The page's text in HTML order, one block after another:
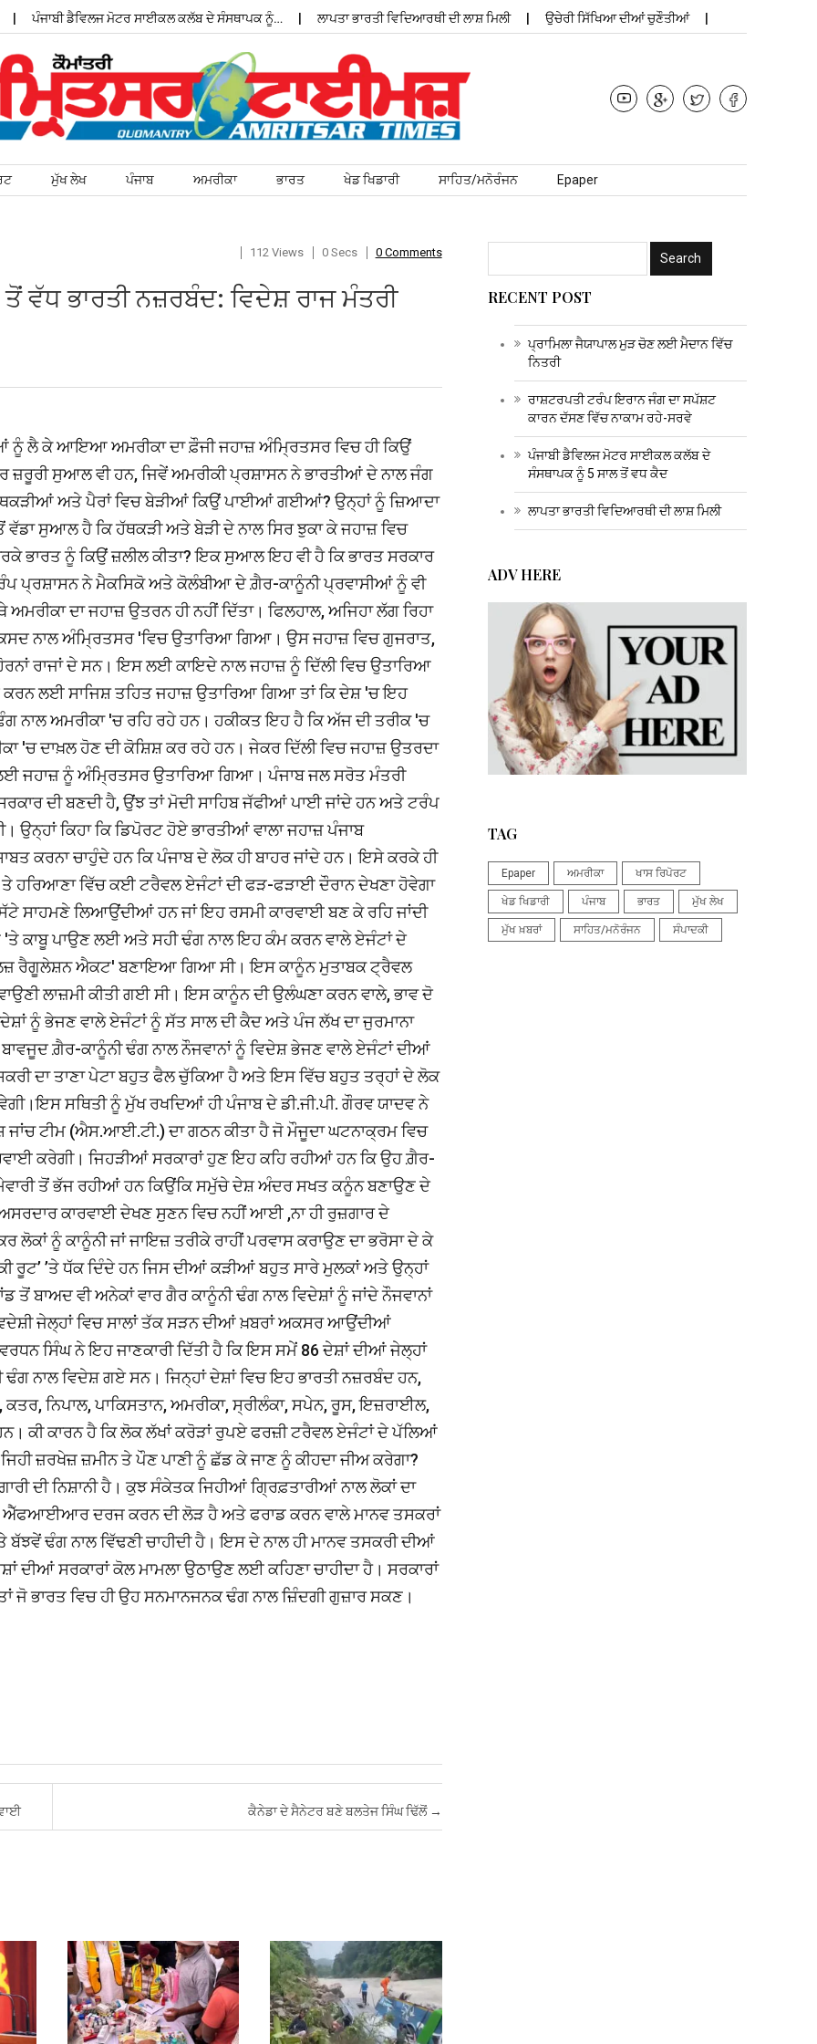
ਪੰਜਾਬੀ ਡੈਵਿਲਜ ਮੋਟਰ ਸਾਈਕਲ ਕਲੱਬ ਦੇ ਸੰਸਥਾਪਕ ਨੂੰ… ਲਾਪਤਾ ਭਾਰਤੀ ਵਿਦਿਆਰਥੀ ਦੀ ਲਾਸ਼ ਮਿਲੀ ਉਚੇਰੀ ਸਿੱਖਿਆ ਦੀਆਂ ਚੁਣੌਤੀਆਂ
ਮੁੱਖ ਲੇਖ ਪੰਜਾਬ ਅਮਰੀਕਾ ਭਾਰਤ ਖੇਡ ਖਿਡਾਰੀ ਸਾਹਿਤ/ਮਨੋਰੰਜਨ Epaper
112 Views 0 Secs 0 Comments
ਵੱਧ ਭਾਰਤੀ ਨਜ਼ਰਬੰਦ: ਵਿਦੇਸ਼ ਰਾਜ ਮੰਤਰੀ
ਨੂੰ ਲੈ ਕੇ ਆਇਆ ਅਮਰੀਕਾ ਦਾ ਫ਼ੌਜੀ ਜਹਾਜ਼ ਅੰਮ੍ਰਿਤਸਰ ਵਿਚ ਹੀ ਕਿਉਂ
ਸੁਆਲ ਵੀ ਹਨ, ਜਿਵੇਂ ਅਮਰੀਕੀ ਪ੍ਰਸ਼ਾਸਨ ਨੇ ਭਾਰਤੀਆਂ ਦੇ ਨਾਲ ਜੰਗ
ਹੱਥਕੜੀਆਂ ਅਤੇ ਪੈਰਾਂ ਵਿਚ ਬੇੜੀਆਂ ਕਿਉਂ ਪਾਈਆਂ ਗਈਆਂ? ਉਨ੍ਹਾਂ ਨੂੰ ਜ਼ਿਆਦਾ
ਸੁਆਲ ਹੈ ਕਿ ਹੱਥਕੜੀ ਅਤੇ ਬੇੜੀ ਦੇ ਨਾਲ ਸਿਰ ਝੁਕਾ ਕੇ ਜਹਾਜ਼ ਵਿਚ
ਭਾਰਤ ਨੂੰ ਕਿਉਂ ਜ਼ਲੀਲ ਕੀਤਾ? ਇਕ ਸੁਆਲ ਇਹ ਵੀ ਹੈ ਕਿ ਭਾਰਤ ਸਰਕਾਰ
ਨੇ ਮੈਕਸਿਕੋ ਅਤੇ ਕੋਲੰਬੀਆ ਦੇ ਗ਼ੈਰ-ਕਾਨੂੰਨੀ ਪ੍ਰਵਾਸੀਆਂ ਨੂੰ ਵੀ
ਦਾ ਜਹਾਜ਼ ਉਤਰਨ ਹੀ ਨਹੀਂ ਦਿੱਤਾ। ਫਿਲਹਾਲ, ਅਜਿਹਾ ਲੱਗ ਰਿਹਾ
ਨਾਲ ਅੰਮ੍ਰਿਤਸਰ 'ਵਿਚ ਉਤਾਰਿਆ ਗਿਆ। ਉਸ ਜਹਾਜ਼ ਵਿਚ ਗੁਜਰਾਤ,
ਰਾਜਾਂ ਦੇ ਸਨ। ਇਸ ਲਈ ਕਾਇਦੇ ਨਾਲ ਜਹਾਜ਼ ਨੂੰ ਦਿੱਲੀ ਵਿਚ ਉਤਾਰਿਆ
ਕਰਨ ਲਈ ਸਾਜਿਸ਼ ਤਹਿਤ ਜਹਾਜ਼ ਉਤਾਰਿਆ ਗਿਆ ਤਾਂ ਕਿ ਦੇਸ਼ 'ਚ ਇਹ
ਨਾਲ ਅਮਰੀਕਾ 'ਚ ਰਹਿ ਰਹੇ ਹਨ। ਹਕੀਕਤ ਇਹ ਹੈ ਕਿ ਅੱਜ ਦੀ ਤਰੀਕ 'ਚ
'ਚ ਦਾਖ਼ਲ ਹੋਣ ਦੀ ਕੋਸ਼ਿਸ਼ ਕਰ ਰਹੇ ਹਨ। ਜੇਕਰ ਦਿੱਲੀ ਵਿਚ ਜਹਾਜ਼ ਉਤਰਦਾ
ਜਹਾਜ਼ ਨੂੰ ਅੰਮ੍ਰਿਤਸਰ ਉਤਾਰਿਆ ਗਿਆ। ਪੰਜਾਬ ਜਲ ਸਰੋਤ ਮੰਤਰੀ
ਦੀ ਬਣਦੀ ਹੈ, ਉਂਝ ਤਾਂ ਮੋਦੀ ਸਾਹਿਬ ਜੱਫੀਆਂ ਪਾਈ ਜਾਂਦੇ ਹਨ ਅਤੇ ਟਰੰਪ
ਉਨ੍ਹਾਂ ਕਿਹਾ ਕਿ ਡਿਪੋਰਟ ਹੋਏ ਭਾਰਤੀਆਂ ਵਾਲਾ ਜਹਾਜ਼ ਪੰਜਾਬ
ਕਰਨਾ ਚਾਹੁੰਦੇ ਹਨ ਕਿ ਪੰਜਾਬ ਦੇ ਲੋਕ ਹੀ ਬਾਹਰ ਜਾਂਦੇ ਹਨ। ਇਸੇ ਕਰਕੇ ਹੀ
ਹਰਿਆਣਾ ਵਿੱਚ ਕਈ ਟਰੈਵਲ ਏਜੰਟਾਂ ਦੀ ਫੜ-ਫੜਾਈ ਦੌਰਾਨ ਦੇਖਣਾ ਹੋਵੇਗਾ
ਸਾਹਮਣੇ ਲਿਆਉਂਦੀਆਂ ਹਨ ਜਾਂ ਇਹ ਰਸਮੀ ਕਾਰਵਾਈ ਬਣ ਕੇ ਰਹਿ ਜਾਂਦੀ
ਕਾਬੂ ਪਾਉਣ ਲਈ ਅਤੇ ਸਹੀ ਢੰਗ ਨਾਲ ਇਹ ਕੰਮ ਕਰਨ ਵਾਲੇ ਏਜੰਟਾਂ ਦੇ
ਰੈਗੂਲੇਸ਼ਨ ਐਕਟ' ਬਣਾਇਆ ਗਿਆ ਸੀ। ਇਸ ਕਾਨੂੰਨ ਮੁਤਾਬਕ ਟ੍ਰੈਵਲ
ਲਾਜ਼ਮੀ ਕੀਤੀ ਗਈ ਸੀ। ਇਸ ਕਾਨੂੰਨ ਦੀ ਉਲੰਘਣਾ ਕਰਨ ਵਾਲੇ, ਭਾਵ ਦੋ
ਨੂੰ ਭੇਜਣ ਵਾਲੇ ਏਜੰਟਾਂ ਨੂੰ ਸੱਤ ਸਾਲ ਦੀ ਕੈਦ ਅਤੇ ਪੰਜ ਲੱਖ ਦਾ ਜੁਰਮਾਨਾ
ਗ਼ੈਰ-ਕਾਨੂੰਨੀ ਢੰਗ ਨਾਲ ਨੌਜਵਾਨਾਂ ਨੂੰ ਵਿਦੇਸ਼ ਭੇਜਣ ਵਾਲੇ ਏਜੰਟਾਂ ਦੀਆਂ
ਦਾ ਤਾਣਾ ਪੇਟਾ ਬਹੁਤ ਫੈਲ ਚੁੱਕਿਆ ਹੈ ਅਤੇ ਇਸ ਵਿੱਚ ਬਹੁਤ ਤਰ੍ਹਾਂ ਦੇ ਲੋਕ
ਸਥਿਤੀ ਨੂੰ ਮੁੱਖ ਰਖਦਿਆਂ ਹੀ ਪੰਜਾਬ ਦੇ ਡੀ.ਜੀ.ਪੀ. ਗੌਰਵ ਯਾਦਵ ਨੇ
ਟੀਮ (ਐਸ.ਆਈ.ਟੀ.) ਦਾ ਗਠਨ ਕੀਤਾ ਹੈ ਜੋ ਮੌਜੂਦਾ ਘਟਨਾਕ੍ਰਮ ਵਿਚ
ਕਰੇਗੀ। ਜਿਹੜੀਆਂ ਸਰਕਾਰਾਂ ਹੁਣ ਇਹ ਕਹਿ ਰਹੀਆਂ ਹਨ ਕਿ ਉਹ ਗ਼ੈਰ-
ਤੋਂ ਭੱਜ ਰਹੀਆਂ ਹਨ ਕਿਉਂਕਿ ਸਮੁੱਚੇ ਦੇਸ਼ ਅੰਦਰ ਸਖਤ ਕਨੂੰਨ ਬਣਾਉਣ ਦੇ
ਕਾਰਵਾਈ ਦੇਖਣ ਸੁਣਨ ਵਿਚ ਨਹੀਂ ਆਈ ,ਨਾ ਹੀ ਰੁਜ਼ਗਾਰ ਦੇ
ਨੂੰ ਕਾਨੂੰਨੀ ਜਾਂ ਜਾਇਜ਼ ਤਰੀਕੇ ਰਾਹੀਂ ਪਰਵਾਸ ਕਰਾਉਣ ਦਾ ਭਰੋਸਾ ਦੇ ਕੇ
ਰੂਟ’ ’ਤੇ ਧੱਕ ਦਿੰਦੇ ਹਨ ਜਿਸ ਦੀਆਂ ਕੜੀਆਂ ਬਹੁਤ ਸਾਰੇ ਮੁਲਕਾਂ ਅਤੇ ਉਨ੍ਹਾਂ
ਬਾਅਦ ਵੀ ਅਨੇਕਾਂ ਵਾਰ ਗੈਰ ਕਾਨੂੰਨੀ ਢੰਗ ਨਾਲ ਵਿਦੇਸ਼ਾਂ ਨੂੰ ਜਾਂਦੇ ਨੌਜਵਾਨਾਂ
ਜੇਲ੍ਹਾਂ ਵਿਚ ਸਾਲਾਂ ਤੱਕ ਸੜਨ ਦੀਆਂ ਖ਼ਬਰਾਂ ਅਕਸਰ ਆਉਂਦੀਆਂ
ਸਿੰਘ ਨੇ ਇਹ ਜਾਣਕਾਰੀ ਦਿੱਤੀ ਹੈ ਕਿ ਇਸ ਸਮੇਂ 86 ਦੇਸ਼ਾਂ ਦੀਆਂ ਜੇਲ੍ਹਾਂ
ਨਾਲ ਵਿਦੇਸ਼ ਗਏ ਸਨ। ਜਿਨ੍ਹਾਂ ਦੇਸ਼ਾਂ ਵਿਚ ਇਹ ਭਾਰਤੀ ਨਜ਼ਰਬੰਦ ਹਨ,
ਨਿਪਾਲ, ਪਾਕਿਸਤਾਨ, ਅਮਰੀਕਾ, ਸ੍ਰੀਲੰਕਾ, ਸਪੇਨ, ਰੂਸ, ਇਜ਼ਰਾਈਲ,
ਕੀ ਕਾਰਨ ਹੈ ਕਿ ਲੋਕ ਲੱਖਾਂ ਕਰੋੜਾਂ ਰੁਪਏ ਫਰਜ਼ੀ ਟਰੈਵਲ ਏਜੰਟਾਂ ਦੇ ਪੱਲਿਆਂ
ਜ਼ਰਖੇਜ਼ ਜ਼ਮੀਨ ਤੇ ਪੌਣ ਪਾਣੀ ਨੂੰ ਛੱਡ ਕੇ ਜਾਣ ਨੂੰ ਕੀਹਦਾ ਜੀਅ ਕਰੇਗਾ?
ਦੀ ਨਿਸ਼ਾਨੀ ਹੈ। ਕੁਝ ਸੰਕੇਤਕ ਜਿਹੀਆਂ ਗ੍ਰਿਫ਼ਤਾਰੀਆਂ ਨਾਲ ਲੋਕਾਂ ਦਾ
ਐੱਫਆਈਆਰ ਦਰਜ ਕਰਨ ਦੀ ਲੋੜ ਹੈ ਅਤੇ ਫਰਾਡ ਕਰਨ ਵਾਲੇ ਮਾਨਵ ਤਸਕਰਾਂ
ਢੰਗ ਨਾਲ ਵਿੱਢਣੀ ਚਾਹੀਦੀ ਹੈ। ਇਸ ਦੇ ਨਾਲ ਹੀ ਮਾਨਵ ਤਸਕਰੀ ਦੀਆਂ
ਸਰਕਾਰਾਂ ਕੋਲ ਮਾਮਲਾ ਉਠਾਉਣ ਲਈ ਕਹਿਣਾ ਚਾਹੀਦਾ ਹੈ। ਸਰਕਾਰਾਂ
ਜੋ ਭਾਰਤ ਵਿਚ ਹੀ ਉਹ ਸਨਮਾਨਜਨਕ ਢੰਗ ਨਾਲ ਜ਼ਿੰਦਗੀ ਗੁਜ਼ਾਰ ਸਕਣ।
ਕੈਨੇਡਾ ਦੇ ਸੈਨੇਟਰ ਬਣੇ ਬਲਤੇਜ ਸਿੰਘ ਢਿੱਲੋਂ →
RECENT POST
ਪ੍ਰਾਮਿਲਾ ਜੈਯਾਪਾਲ ਮੁੜ ਚੋਣ ਲਈ ਮੈਦਾਨ ਵਿੱਚ
ਨਿਤਰੀ
ਰਾਸ਼ਟਰਪਤੀ ਟਰੰਪ ਇਰਾਨ ਜੰਗ ਦਾ ਸਪੱਸ਼ਟ
ਕਾਰਨ ਦੱਸਣ ਵਿੱਚ ਨਾਕਾਮ ਰਹੇ-ਸਰਵੇ
ਪੰਜਾਬੀ ਡੈਵਿਲਜ ਮੋਟਰ ਸਾਈਕਲ ਕਲੱਬ ਦੇ
ਸੰਸਥਾਪਕ ਨੂੰ 5 ਸਾਲ ਤੋਂ ਵਧ ਕੈਦ
ਲਾਪਤਾ ਭਾਰਤੀ ਵਿਦਿਆਰਥੀ ਦੀ ਲਾਸ਼ ਮਿਲੀ
ADV HERE
TAG
Epaper ਅਮਰੀਕਾ ਖਾਸ ਰਿਪੋਰਟ
ਖੇਡ ਖਿਡਾਰੀ ਪੰਜਾਬ ਭਾਰਤ ਮੁੱਖ ਲੇਖ
ਮੁੱਖ ਖ਼ਬਰਾਂ ਸਾਹਿਤ/ਮਨੋਰੰਜਨ ਸੰਪਾਦਕੀ